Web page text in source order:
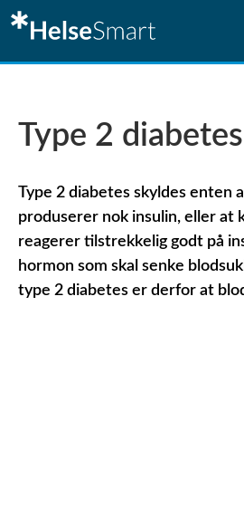
Type 2 diabetes
Type 2 diabetes skyldes enten
produserer nok insulin, eller at
reagerer tilstrekkelig godt på
hormon som skal senke
type 2 diabetes er derfor at